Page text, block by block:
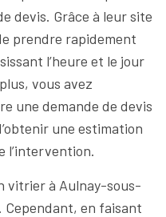
devis. Grâce à leur site
prendre rapidement
l’heure et le jour
vous avez
une demande de devis
une estimation
l’intervention.
vitrier à Aulnay-sous-
en faisant